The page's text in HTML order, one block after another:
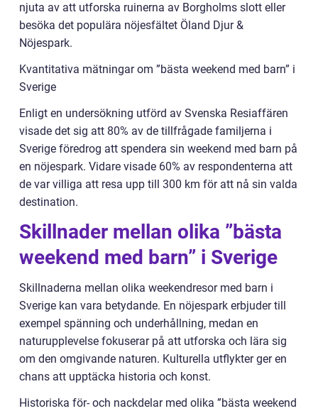
njuta av att utforska ruinerna av Borgholms slott eller
besöka det populära nöjesfältet Öland Djur &
Nöjespark.
Kvantitativa mätningar om ”bästa weekend med barn” i
Sverige
Enligt en undersökning utförd av Svenska Resiaffären
visade det sig att 80% av de tillfrågade familjerna i
Sverige föredrog att spendera sin weekend med barn på
en nöjespark. Vidare visade 60% av respondenterna att
de var villiga att resa upp till 300 km för att nå sin valda
destination.
Skillnader mellan olika ”bästa
weekend med barn” i Sverige
Skillnaderna mellan olika weekendresor med barn i
Sverige kan vara betydande. En nöjespark erbjuder till
exempel spänning och underhållning, medan en
naturupplevelse fokuserar på att utforska och lära sig
om den omgivande naturen. Kulturella utflykter ger en
chans att upptäcka historia och konst.
Historiska för- och nackdelar med olika ”bästa weekend